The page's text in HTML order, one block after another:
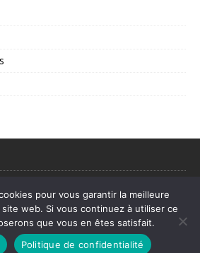
Actu – L’actualité utile et les sujets qui
comptent.
pour vous garantir la meilleure
web. Si vous continuez à utiliser ce
que vous en êtes satisfait.
Politique de confidentialité